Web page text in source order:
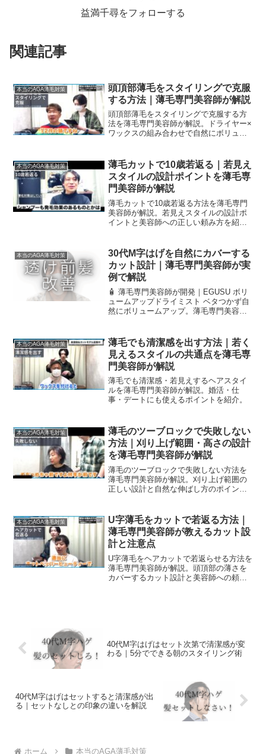
益満千尋をフォローする
関連記事
本当のAGA薄毛対策
頭頂部薄毛をスタイリングで克服
する方法｜薄毛専門美容師が解説
頭頂部薄毛をスタイリングで克服する方
法を薄毛専門美容師が解説。ドライヤー×
ワックスの組み合わせで自然にボリュー
本当のAGA薄毛対策
薄毛カットで10歳若返る｜若見え
スタイルの設計ポイントを薄毛専
門美容師が解説
薄毛カットで10歳若返る方法を薄毛専門
美容師が解説。若見えスタイルの設計ポ
イントと美容師への正しい頼み方を紹
本当のAGA薄毛対策
30代M字はげを自然にカバーする
カット設計｜薄毛専門美容師が実
例で解説
🧴 薄毛専門美容師が開発｜EGUSU ボリ
ュームアップドライミスト ベタつかず自
然にボリュームアップ。薄毛専門美容師
でどんな対処をすれば良いかわからない
方も多くいま...
本当のAGA薄毛対策
薄毛でも清潔感を出す方法｜若く
見えるスタイルの共通点を薄毛専
門美容師が解説
薄毛でも清潔感・若見えするヘアスタイ
ルを薄毛専門美容師が解説。婚活・仕
事・デートにも使えるポイントを紹介。
本当のAGA薄毛対策
薄毛のツーブロックで失敗しない
方法｜刈り上げ範囲・高さの設計
を薄毛専門美容師が解説
薄毛のツーブロックで失敗しない方法を
薄毛専門美容師が解説。刈り上げ範囲の
正しい設計と自然な伸ばし方のポイント
本当のAGA薄毛対策
U字薄毛をカットで若返る方法｜
薄毛専門美容師が教えるカット設
計と注意点
U字薄毛をヘアカットで若返らせる方法を
薄毛専門美容師が解説。頭頂部の薄さを
カバーするカット設計と美容師への頼み
40代M字はげはセット次第で清潔感が変
わる｜5分でできる朝のスタイリング術
40代M字はげはセットすると清潔感が出
る｜セットなしとの印象の違いを解説
ホーム 本当のAGA薄毛対策